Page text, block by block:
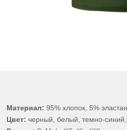
Материал:95% хлопок, 5% эластан
Цвет:черный, белый, темно-